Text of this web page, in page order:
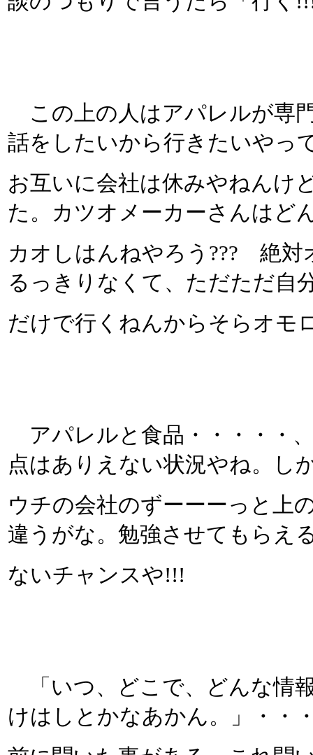
この上の人はアパレルが専
話をしたいから行きたいやっ
お互いに会社は休みやねんけ
た。カツオメーカーさんはど
カオしはんねやろう??? 絶対
るっきりなくて、ただただ自
だけで行くねんからそらオモ
アパレルと食品・・・・・
点はありえない状況やね。し
ウチの会社のずーーーっと
違うがな。勉強させてもらえ
ないチャンスや!!!
「いつ、どこで、どんな情
けはしとかなあかん。」・・